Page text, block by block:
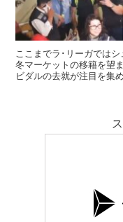
ここまでラ･リーガではシュ
冬マーケットの移籍を望まない
ビダルの去就が注目を集